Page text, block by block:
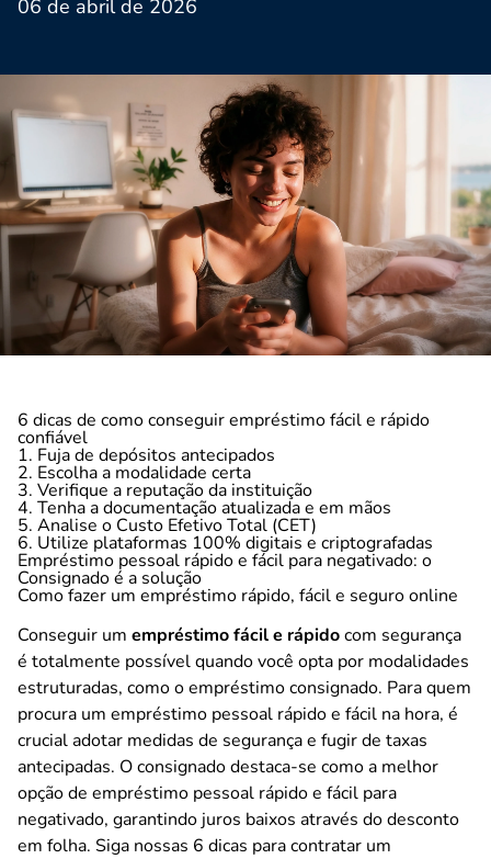
06 de abril de 2026
6 dicas de como conseguir empréstimo fácil e rápido
confiável
1. Fuja de depósitos antecipados
2. Escolha a modalidade certa
3. Verifique a reputação da instituição
4. Tenha a documentação atualizada e em mãos
5. Analise o Custo Efetivo Total (CET)
6. Utilize plataformas 100% digitais e criptografadas
Empréstimo pessoal rápido e fácil para negativado: o
Consignado é a solução
Como fazer um empréstimo rápido, fácil e seguro online
Conseguir um empréstimo fácil e rápidocom segurança
é totalmente possível quando você opta por modalidades
estruturadas, como o empréstimo consignado. Para quem
procura um empréstimo pessoal rápido e fácil na hora, é
crucial adotar medidas de segurança e fugir de taxas
antecipadas. O consignado destaca-se como a melhor
opção de empréstimo pessoal rápido e fácil para
negativado, garantindo juros baixos através do desconto
em folha. Siga nossas 6 dicas para contratar um